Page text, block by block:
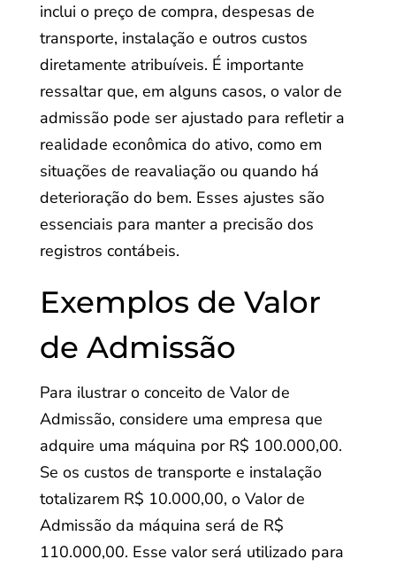
inclui o preço de compra, despesas de
transporte, instalação e outros custos
diretamente atribuíveis. É importante
ressaltar que, em alguns casos, o valor de
admissão pode ser ajustado para refletir a
realidade econômica do ativo, como em
situações de reavaliação ou quando há
deterioração do bem. Esses ajustes são
essenciais para manter a precisão dos
registros contábeis.
Exemplos de Valor
de Admissão
Para ilustrar o conceito de Valor de
Admissão, considere uma empresa que
adquire uma máquina por R$ 100.000,00.
Se os custos de transporte e instalação
totalizarem R$ 10.000,00, o Valor de
Admissão da máquina será de R$
110.000,00. Esse valor será utilizado para